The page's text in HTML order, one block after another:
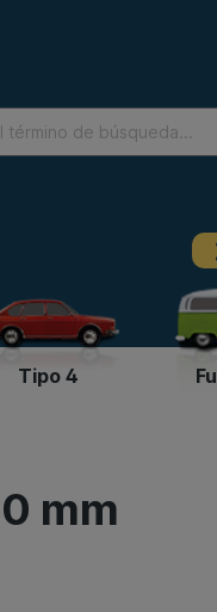
Tipo 4
mm